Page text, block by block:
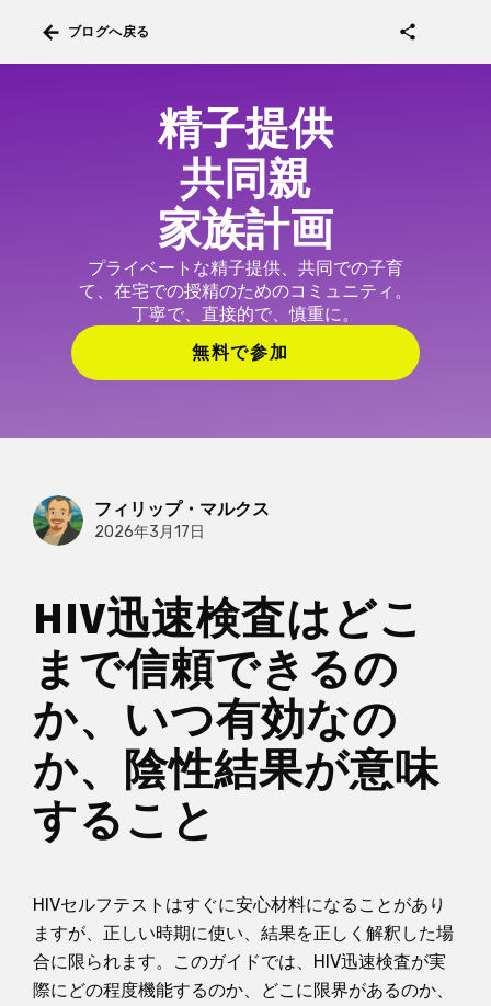
arrow_back ブログへ戻る share
精子提供
共同親
家族計画
プライベートな精子提供、共同での子育
て、在宅での授精のためのコミュニティ。
丁寧で、直接的で、慎重に。
無料で参加
フィリップ・マルクス
2026年3月17日
HIV迅速検査はどこ
まで信頼できるの
か、いつ有効なの
か、陰性結果が意味
すること
HIVセルフテストはすぐに安心材料になることがあり
ますが、正しい時期に使い、結果を正しく解釈した場
合に限られます。このガイドでは、HIV迅速検査が実
際にどの程度機能するのか、どこに限界があるのか、